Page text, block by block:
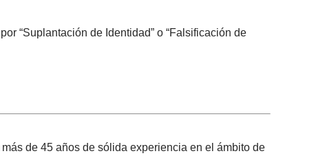
“Suplantación de Identidad” o “Falsificación de
de 45 años de sólida experiencia en el ámbito de